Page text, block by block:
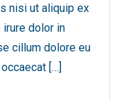
nisi ut aliquip ex
irure dolor in
cillum dolore eu
[…]